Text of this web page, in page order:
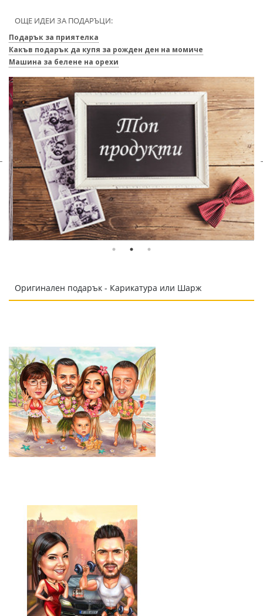
ОЩЕ ИДЕИ ЗА ПОДАРЪЦИ:
Подарък за приятелка
Какъв подарък да купя за рожден ден на момиче
Машина за белене на орехи
Оригинален подарък - Карикатура или Шарж